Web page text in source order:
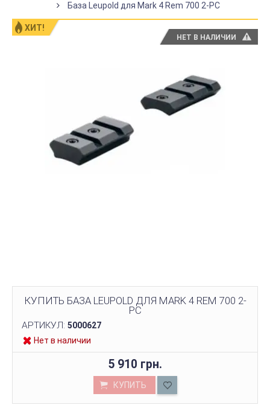
База Leupold для Mark 4 Rem 700 2-PC
ХИТ!
НЕТ В НАЛИЧИИ
КУПИТЬ БАЗА LEUPOLD ДЛЯ MARK 4 REM 700 2-
PC
АРТИКУЛ: 5000627
Нет в наличии
5 910 грн.
КУПИТЬ